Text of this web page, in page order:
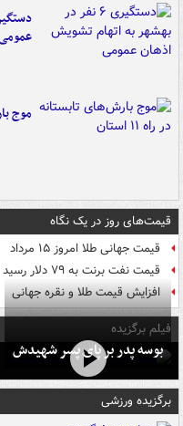
موج
قیمت‌های روز در یک نگاه
قیمت جهانی طلا امروز ۱۵ مرداد
قیمت نفت برنت به ۷۹ دلار رسید
افزایش قیمت طلا و نقره جهانی
فیلم برگزیده
بوسه‌ پدر بر پای پسر شهیدش
برگزیده ورزشی